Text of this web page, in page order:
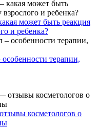
может быть реакция
и ребенка?
терапии,
косметологов о